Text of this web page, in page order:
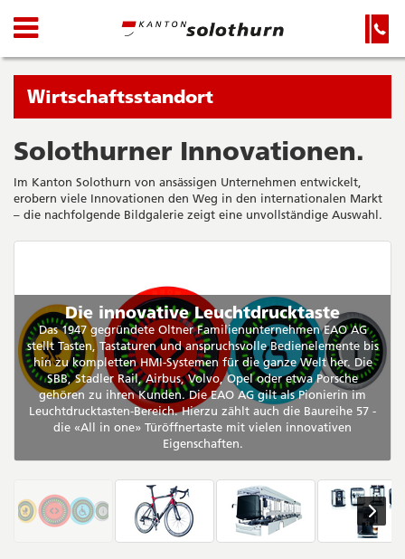
Kanton
Solothurn
Wichtige
Seiten
Startseite
Hauptnavigation
Inhalt
Sitemap
Suche
Navigation
und
Suche
Navigation
Sie
befinden
sich
in:
Wirtschaftsstandort
Solothurner Innovationen.
Im Kanton Solothurn von ansässigen Unternehmen entwickelt,
erobern viele Innovationen den Weg in den internationalen Markt
– die nachfolgende Bildgalerie zeigt eine unvollständige Auswahl.
Die innovative Leuchtdrucktaste
Das 1947 gegründete Oltner Familienunternehmen EAO AG
stellt Tasten, Tastaturen und anspruchsvolle Bedienelemente bis
hin zu kompletten HMI-Systemen für die ganze Welt her. Die
SBB, Stadler Rail, Airbus, Volvo, Opel oder etwa Porsche
gehören zu ihren Kunden. Die EAO AG gilt als Pionierin im
Leuchtdrucktasten-Bereich. Hierzu zählt auch die Baureihe 57 -
die «All in one» Türöffnertaste mit vielen innovativen
Eigenschaften.